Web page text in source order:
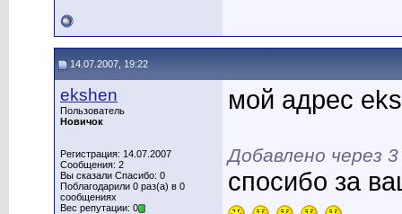
14.07.2007, 19:22
ekshen
Пользователь
Новичок
Регистрация: 14.07.2007
Сообщения: 2
Вы сказали Спасибо: 0
Поблагодарили 0 раз(а) в 0
сообщениях
Вес репутации: 0
мой адрес
Добавлено через
спосибо за